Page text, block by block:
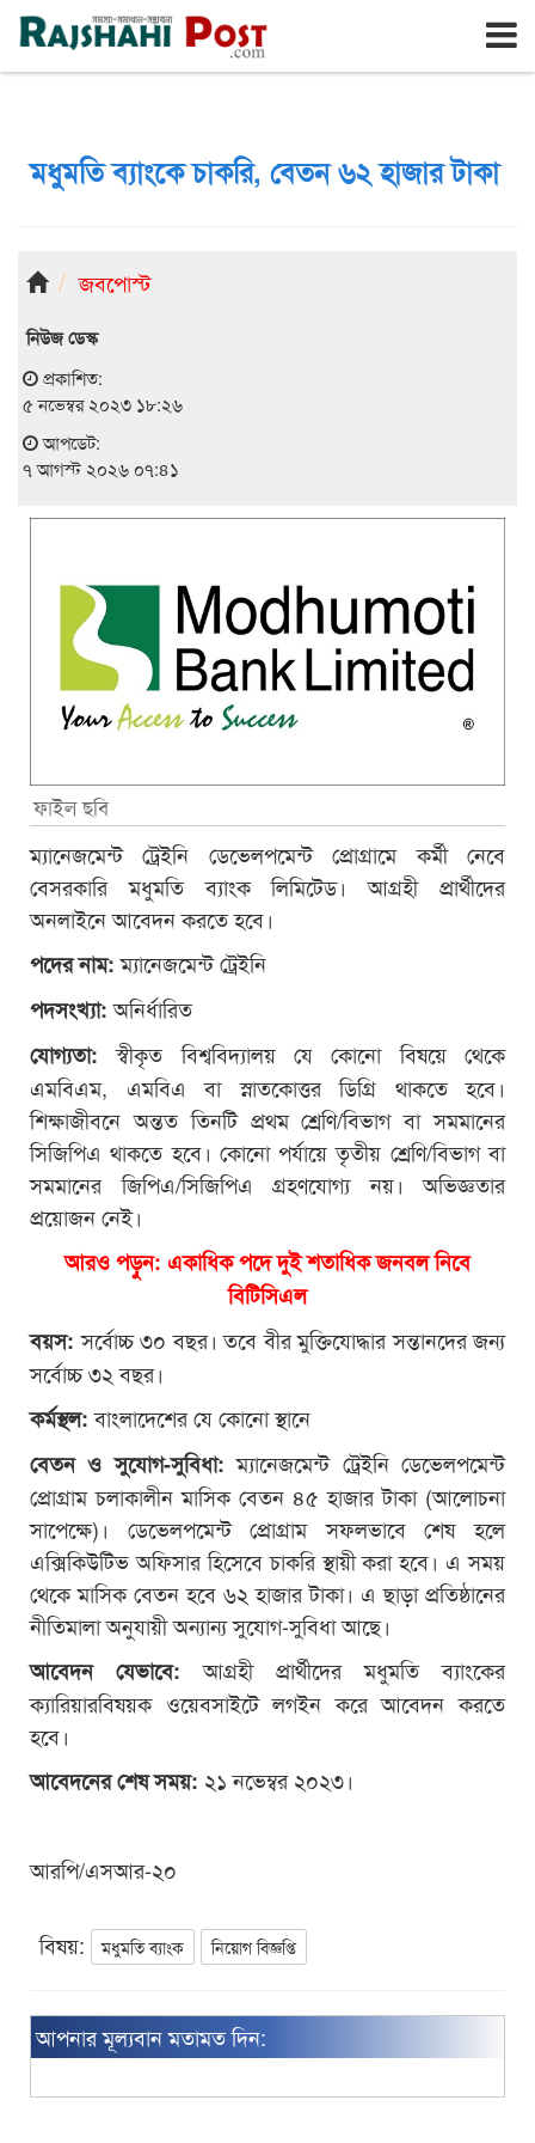
রাজশাহী শুক্রবার, ৭ই আগস্ট ২০২৬, ২৪শে শ্রাবণ ১৪৩৩
মধুমতি ব্যাংকে চাকরি, বেতন ৬২ হাজার টাকা
জবপোস্ট
নিউজ ডেস্ক
প্রকাশিত:
৫ নভেম্বর ২০২৩ ১৮:২৬
আপডেট:
৭ আগস্ট ২০২৬ ০৭:৪১
ফাইল ছবি
ম্যানেজমেন্ট ট্রেইনি ডেভেলপমেন্ট প্রোগ্রামে কর্মী নেবে
বেসরকারি মধুমতি ব্যাংক লিমিটেড। আগ্রহী প্রার্থীদের
অনলাইনে আবেদন করতে হবে।
পদের নাম:ম্যানেজমেন্ট ট্রেইনি
পদসংখ্যা:অনির্ধারিত
যোগ্যতা: স্বীকৃত বিশ্ববিদ্যালয় যে কোনো বিষয়ে থেকে
এমবিএম, এমবিএ বা স্নাতকোত্তর ডিগ্রি থাকতে হবে।
শিক্ষাজীবনে অন্তত তিনটি প্রথম শ্রেণি/বিভাগ বা সমমানের
সিজিপিএ থাকতে হবে। কোনো পর্যায়ে তৃতীয় শ্রেণি/বিভাগ বা
সমমানের জিপিএ/সিজিপিএ গ্রহণযোগ্য নয়। অভিজ্ঞতার
প্রয়োজন নেই।
আরও পড়ুন: একাধিক পদে দুই শতাধিক জনবল নিবে
বিটিসিএল
বয়স: সর্বোচ্চ ৩০ বছর। তবে বীর মুক্তিযোদ্ধার সন্তানদের জন্য
সর্বোচ্চ ৩২ বছর।
কর্মস্থল:বাংলাদেশের যে কোনো স্থানে
বেতন ও সুযোগ-সুবিধা: ম্যানেজমেন্ট ট্রেইনি ডেভেলপমেন্ট
প্রোগ্রাম চলাকালীন মাসিক বেতন ৪৫ হাজার টাকা (আলোচনা
সাপেক্ষে)। ডেভেলপমেন্ট প্রোগ্রাম সফলভাবে শেষ হলে
এক্সিকিউটিভ অফিসার হিসেবে চাকরি স্থায়ী করা হবে। এ সময়
থেকে মাসিক বেতন হবে ৬২ হাজার টাকা। এ ছাড়া প্রতিষ্ঠানের
নীতিমালা অনুযায়ী অন্যান্য সুযোগ-সুবিধা আছে।
আবেদন যেভাবে: আগ্রহী প্রার্থীদের মধুমতি ব্যাংকের
ক্যারিয়ারবিষয়ক ওয়েবসাইটে লগইন করে আবেদন করতে
হবে।
আবেদনের শেষ সময়: ২১ নভেম্বর ২০২৩।
আরপি/এসআর-২০
বিষয়: মধুমতি ব্যাংক নিয়োগ বিজ্ঞপ্তি
আপনার মূল্যবান মতামত দিন: